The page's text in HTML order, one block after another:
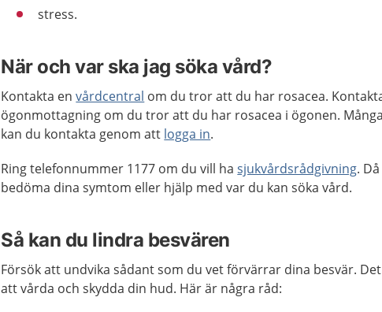
stress.
När och var ska jag söka vård?
Kontakta envårdcentral om du tror att du har rosacea.
ögonmottagning om du tror att du har rosacea i ögonen.
kan du kontakta genom att logga in.
Ring telefonnummer 1177 om du vill hasjukvårdsrådgivning.
bedöma dina symtom eller hjälp med var du kan söka vård.
Så kan du lindra besvären
Försök att undvika sådant som du vet förvärrar dina besvär.
att vårda och skydda din hud. Här är några råd: